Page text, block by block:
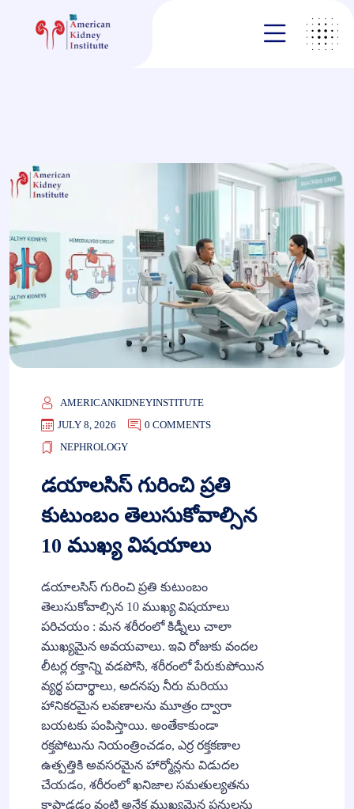
AMERICANKIDNEYINSTITUTE
JULY 8, 2026
0 COMMENTS
NEPHROLOGY
డయాలసిస్ గురించి ప్రతి
కుటుంబం తెలుసుకోవాల్సిన
10 ముఖ్య విషయాలు
డయాలసిస్ గురించి ప్రతి కుటుంబం
తెలుసుకోవాల్సిన 10 ముఖ్య విషయాలు
పరిచయం : మన శరీరంలో కిడ్నీలు చాలా
ముఖ్యమైన అవయవాలు. ఇవి రోజుకు వందల
లీటర్ల రక్తాన్ని వడపోసి, శరీరంలో పేరుకుపోయిన
వ్యర్థ పదార్థాలు, అదనపు నీరు మరియు
హానికరమైన లవణాలను మూత్రం ద్వారా
బయటకు పంపిస్తాయి. అంతేకాకుండా
రక్తపోటును నియంత్రించడం, ఎర్ర రక్తకణాల
ఉత్పత్తికి అవసరమైన హార్మోన్లను విడుదల
చేయడం, శరీరంలో ఖనిజాల సమతుల్యతను
కాపాడడం వంటి అనేక ముఖ్యమైన పనులను